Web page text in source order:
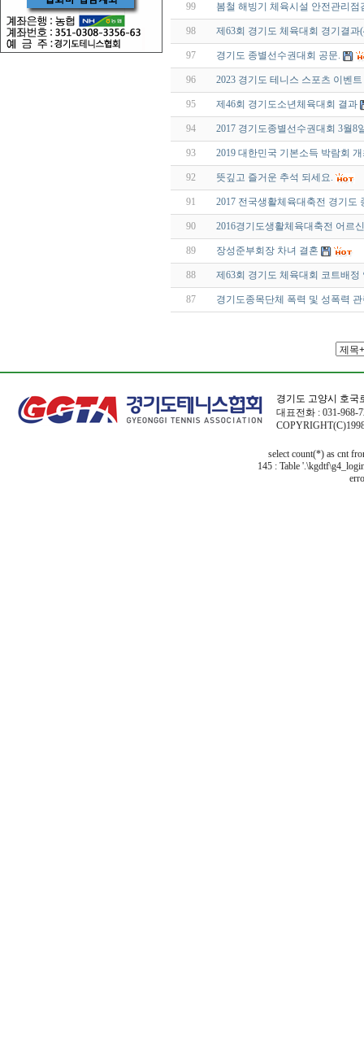
99 봄철 해빙기 체육시설 안전관리점
98 제63회 경기도 체육대회 경기결과
97 경기도 종별선수권대회 공문.
96 2023 경기도 테니스 스포츠 이벤트
95 제46회 경기도소년체육대회 결과
94 2017 경기도종별선수권대회 3월8
93 2019 대한민국 기본소득 박람회
92 뜻깊고 즐거운 추석 되세요.
91 2017 전국생활체육대축전 경기도
90 2016경기도생활체육대축전 어르
89 장성준부회장 차녀 결혼
88 제63회 경기도 체육대회 코트배정
87 경기도종목단체 폭력 및 성폭력
경기도 고양시 호국
대표전화 : 031-968-
select count(*) as cnt
145 : Table